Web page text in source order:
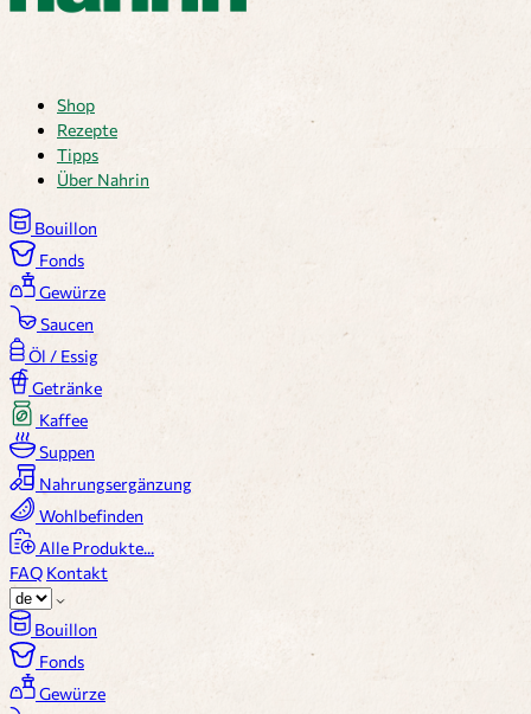
Shop
Rezepte
Tipps
Über Nahrin
Bouillon
Fonds
Gewürze
Saucen
Öl / Essig
Getränke
Kaffee
Suppen
Nahrungsergänzung
Wohlbefinden
Alle Produkte...
FAQ Kontakt
Bouillon
Fonds
Gewürze